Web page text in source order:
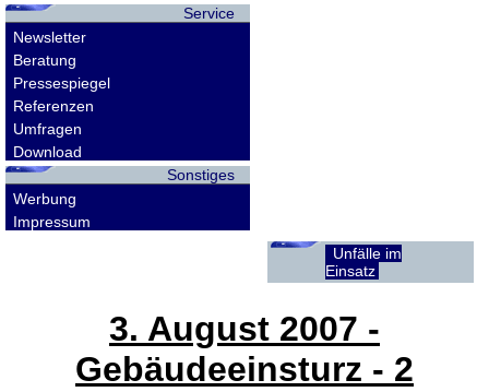
Service
Newsletter
Beratung
Pressespiegel
Referenzen
Umfragen
Download
Sonstiges
Werbung
Impressum
Unfälle im
Einsatz
3. August 2007 -
Gebäudeeinsturz - 2